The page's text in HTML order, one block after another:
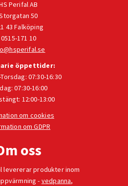
Perifal AB
50
43 Falköping
0515-171 10
öppettider:
07:30-16:30
07:30-16:00
12:00-13:00
om cookies
om GDPR
oss
levererar produkter inom
- vedpanna,